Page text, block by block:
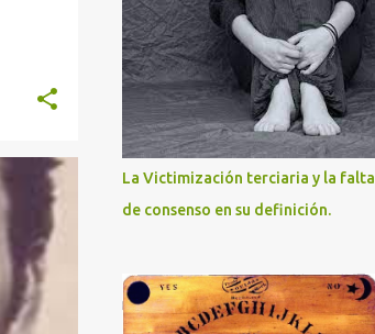
2022
12
noviembre 2022
2
octubre 2022
1
mayo 2022
2
abril 2022
1
marzo 2022
enero 2022
2
2021
13
La Victimización terciaria y la falta
de consenso en su definición.